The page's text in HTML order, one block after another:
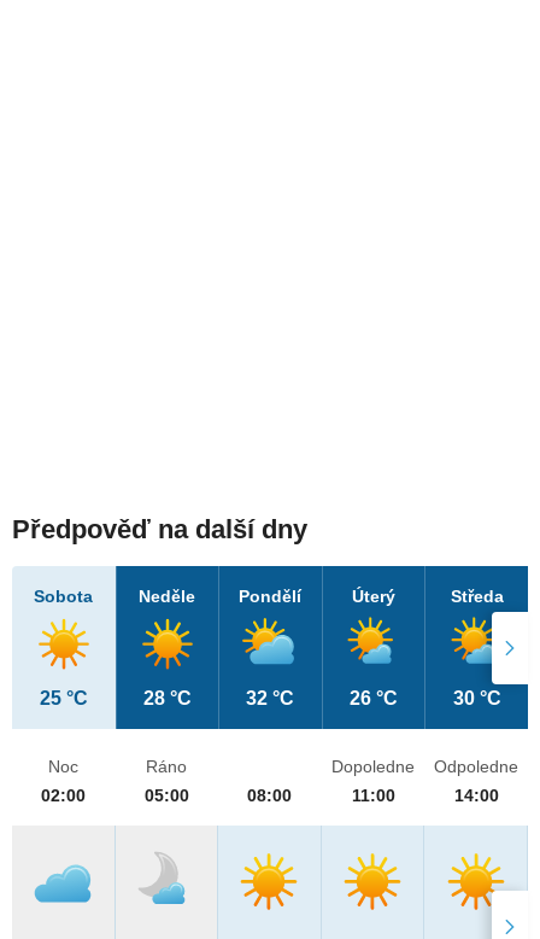
Předpověď na další dny
Sobota
25 °C
Neděle
28 °C
Pondělí
32 °C
Úterý
26 °C
Středa
30 °C
Noc
02:00
Ráno
05:00
08:00
Dopoledne
11:00
Odpoledne
14:00